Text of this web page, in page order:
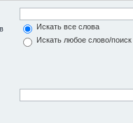
Искать все слова
Искать любое слово/